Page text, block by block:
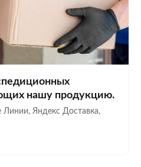
нашу продукцию.
Линии, Яндекс Доставка,